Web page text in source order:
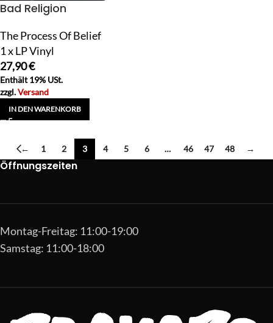
Bad Religion
The Process Of Belief
1 x LP Vinyl
27,90€
Enthält 19% USt.
zzgl.Versand
IN DEN WARENKORB
← 1 2 3 4 5 6 … 46 47 48 →
Öffnungszeiten
Montag-Freitag: 11:00-19:00
Samstag: 11:00-18:00